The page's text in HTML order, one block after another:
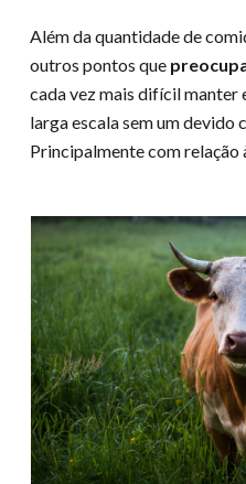
Além da quantidade de
outros pontos que
cada vez mais difícil manter
larga escala sem um devido
Principalmente com relação